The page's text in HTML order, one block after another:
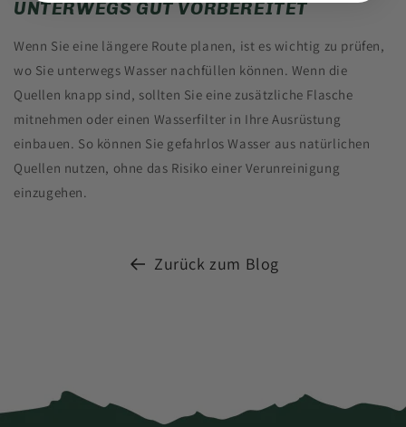
UNTERWEGS GUT VORBEREITET
Wenn Sie eine längere Route planen, ist es wichtig zu prüfen,
wo Sie unterwegs Wasser nachfüllen können. Wenn die
Quellen knapp sind, sollten Sie eine zusätzliche Flasche
mitnehmen oder einen Wasserfilter in Ihre Ausrüstung
einbauen. So können Sie gefahrlos Wasser aus natürlichen
Quellen nutzen, ohne das Risiko einer Verunreinigung
einzugehen.
Zurück zum Blog